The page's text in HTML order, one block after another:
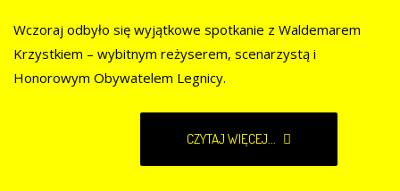
Wczoraj odbyło się wyjątkowe spotkanie z Waldemarem
Krzystkiem – wybitnym reżyserem, scenarzystą i
Honorowym Obywatelem Legnicy.
CZYTAJ WIĘCEJ...